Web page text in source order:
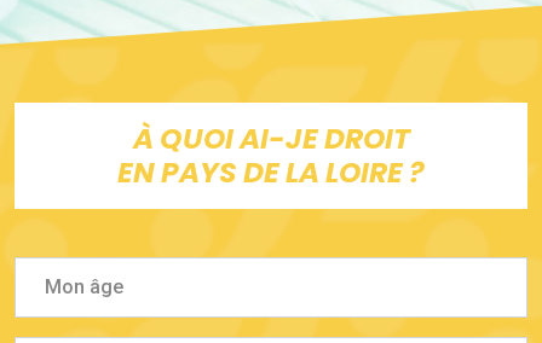
À QUOI AI-JE DROIT
EN PAYS DE LA LOIRE ?